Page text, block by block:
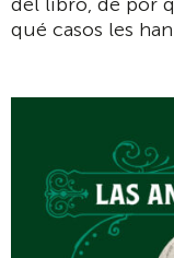
qué casos les